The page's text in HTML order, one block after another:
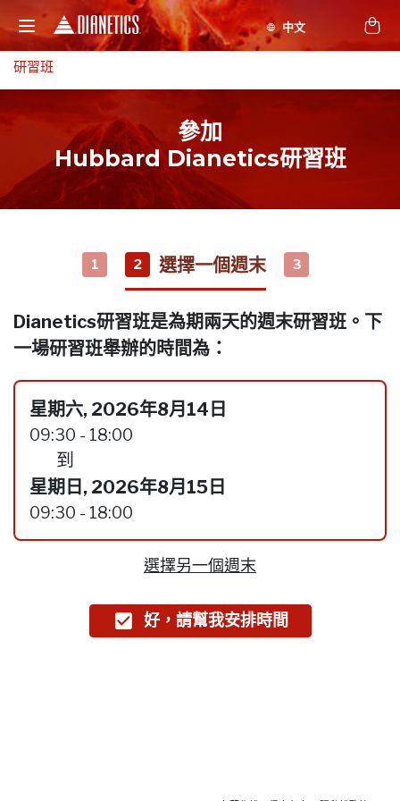
研習班
參加
Hubbard Dianetics研習班
1 2 選擇一個週末 3
Dianetics研習班是為期兩天的週末研習班。下
一場研習班舉辦的時間為：
星期六, 2026年8月14日
09:30 - 18:00
到
星期日, 2026年8月15日
09:30 - 18:00
選擇另一個週末
好，請幫我安排時間